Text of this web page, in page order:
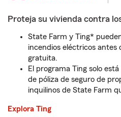
Proteja su vivienda contra
State Farm y Ting*
incendios eléctricos
gratuita.
El programa Ting solo
de póliza de seguro de
inquilinos de State Farm
Explora Ting